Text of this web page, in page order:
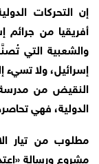
إن التحركات
أفريقيا من جرائم
والشعبية التي
إسرائيل، ولا
النقيض من مدرسة
الدولية، فهي
مطلوب من تيار
مشروع ورسالة